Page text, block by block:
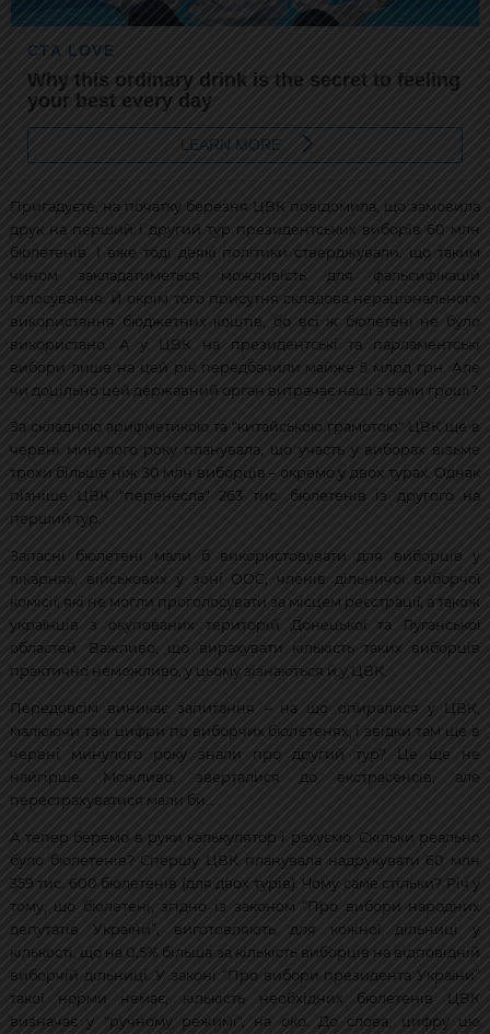
Пригадуєте, на початку березня ЦВК повідомила, що замовила
друк на перший і другий тур президентських виборів 60 млн
бюлетенів. І вже тоді деякі політики стверджували, що таким
чином закладатиметься можливість для фальсифікацій
голосування. Й окрім того присутня складова нераціонального
використання бюджетних коштів, бо всі ж бюлетені не було
використано. А у ЦВК на президентські та парламентські
вибори лише на цей рік передбачили майже 5 млрд грн. Але
чи доцільно цей державний орган витрачає наші з вами гроші?
За складною арифметикою та "китайською грамотою" ЦВК ще в
червні минулого року планувала, що участь у виборах візьме
трохи більше ніж 30 млн виборців – окремо у двох турах. Однак
пізніше ЦВК "перенесла" 263 тис. бюлетенів із другого на
перший тур.
Запасні бюлетені мали б використовувати для виборців у
лікарнях, військових у зоні ООС, членів дільничої виборчої
комісії, які не могли проголосувати за місцем реєстрації, а також
українців з окупованих територій Донецької та Луганської
областей. Важливо, що вирахувати кількість таких виборців
практично неможливо, у цьому зізнаються й у ЦВК.
Передовсім виникає запитання – на що опиралися у ЦВК,
малюючи такі цифри по виборчих бюлетенях, і звідки там ще в
червні минулого року знали про другий тур? Це ще не
найгірше. Можливо, зверталися до екстрасенсів, але
перестрахуватися мали би…
А тепер беремо в руки калькулятор і рахуємо. Скільки реально
було бюлетенів? Спершу ЦВК планувала надрукувати 60 млн
359 тис. 600 бюлетенів (для двох турів). Чому саме стільки? Річ у
тому, що бюлетені, згідно із законом “Про вибори народних
депутатів України”, виготовляють для кожної дільниці у
кількості, що на 0,5% більша за кількість виборців на відповідній
виборчій дільниці. У законі “Про вибори президента України”
такої норми немає, кількість необхідних бюлетенів ЦВК
визначає у "ручному режимі", на око. До слова, цифру цю